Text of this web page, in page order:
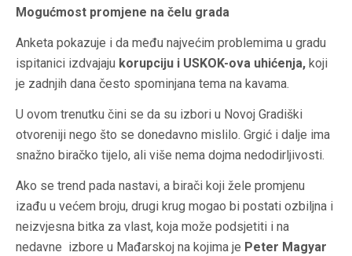
Mogućmost promjene na čelu grada
Anketa pokazuje i da među najvećim problemima u gradu
ispitanici izdvajaju korupciju i USKOK-ova uhićenja, koji
je zadnjih dana često spominjana tema na kavama.
U ovom trenutku čini se da su izbori u Novoj Gradiški
otvoreniji nego što se donedavno mislilo. Grgić i dalje ima
snažno biračko tijelo, ali više nema dojma nedodirljivosti.
Ako se trend pada nastavi, a birači koji žele promjenu
izađu u većem broju, drugi krug mogao bi postati ozbiljna i
neizvjesna bitka za vlast, koja može podsjetiti i na
nedavne izbore u Mađarskoj na kojima je Peter Magyar